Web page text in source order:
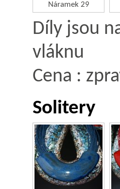
Náramek 29
Díly jsou
vláknu
Cena :
Solitery